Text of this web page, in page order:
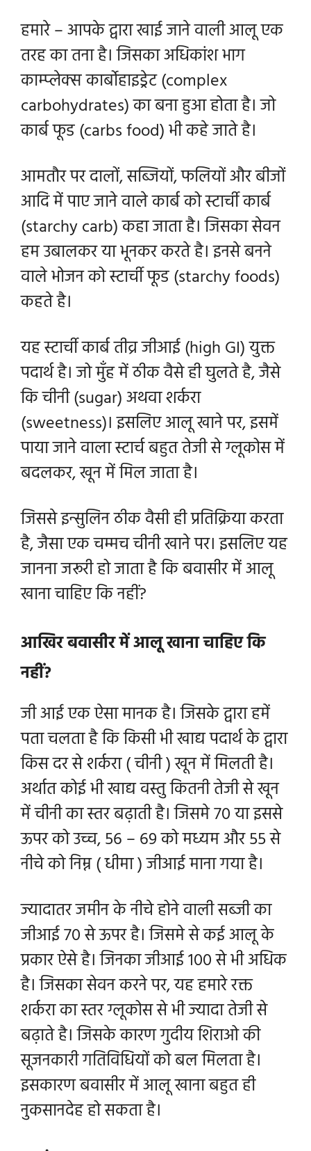
हमारे – आपके द्वारा खाई जाने वाली आलू एक
तरह का तना है। जिसका अधिकांश भाग
काम्प्लेक्स कार्बोहाइड्रेट (complex
carbohydrates) का बना हुआ होता है। जो
कार्ब फूड (carbs food) भी कहे जाते है।
आमतौर पर दालों, सब्जियों, फलियों और बीजों
आदि में पाए जाने वाले कार्ब को स्टार्ची कार्ब
(starchy carb) कहा जाता है। जिसका सेवन
हम उबालकर या भूनकर करते है। इनसे बनने
वाले भोजन को स्टार्ची फूड (starchy foods)
कहते है।
यह स्टार्ची कार्ब तीव्र जीआई (high GI) युक्त
पदार्थ है। जो मुँह में ठीक वैसे ही घुलते है, जैसे
कि चीनी (sugar) अथवा शर्करा
(sweetness)। इसलिए आलू खाने पर, इसमें
पाया जाने वाला स्टार्च बहुत तेजी से ग्लूकोस में
बदलकर, खून में मिल जाता है।
जिससे इन्सुलिन ठीक वैसी ही प्रतिक्रिया करता
है, जैसा एक चम्मच चीनी खाने पर। इसलिए यह
जानना जरूरी हो जाता है कि बवासीर में आलू
खाना चाहिए कि नहीं?
आखिर बवासीर में आलू खाना चाहिए कि
नहीं?
जी आई एक ऐसा मानक है। जिसके द्वारा हमें
पता चलता है कि किसी भी खाद्य पदार्थ के द्वारा
किस दर से शर्करा ( चीनी ) खून में मिलती है।
अर्थात कोई भी खाद्य वस्तु कितनी तेजी से खून
में चीनी का स्तर बढ़ाती है।जिसमे 70 या इससे
ऊपर को उच्च, 56 – 69 को मध्यम और 55 से
नीचे को निम्न ( धीमा ) जीआई माना गया है।
ज्यादातर जमीन के नीचे होने वाली सब्जी का
जीआई 70 से ऊपर है। जिसमे से कई आलू के
प्रकार ऐसे है। जिनका जीआई 100 से भी अधिक
है। जिसका सेवन करने पर, यह हमारे रक्त
शर्करा का स्तर ग्लूकोस से भी ज्यादा तेजी से
बढ़ाते है। जिसके कारण गुदीय शिराओ की
सूजनकारी गतिविधियों को बल मिलता है।
इसकारण बवासीर में आलू खाना बहुत ही
नुकसानदेह हो सकता है।